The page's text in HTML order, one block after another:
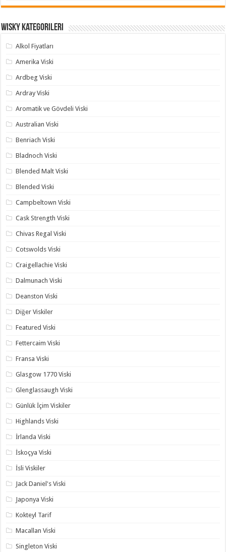
Wisky Kategorileri
Alkol Fiyatları
Amerika Viski
Ardbeg Viski
Ardray Viski
Aromatik ve Gövdeli Viski
Australian Viski
Benriach Viski
Bladnoch Viski
Blended Malt Viski
Blended Viski
Campbeltown Viski
Cask Strength Viski
Chivas Regal Viski
Cotswolds Viski
Craigellachie Viski
Dalmunach Viski
Deanston Viski
Diğer Viskiler
Featured Viski
Fettercaim Viski
Fransa Viski
Glasgow 1770 Viski
Glenglassaugh Viski
Günlük İçim Viskiler
Highlands Viski
İrlanda Viski
İskoçya Viski
İsli Viskiler
Jack Daniel's Viski
Japonya Viski
Kokteyl Tarif
Macallan Viski
Singleton Viski